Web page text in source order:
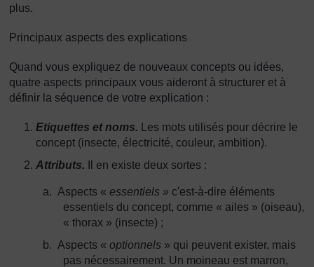
plus.
Principaux aspects des explications
Quand vous expliquez de nouveaux concepts ou idées,
quatre aspects principaux vous aideront à structurer et à
définir la séquence de votre explication :
Etiquettes et noms.
Les mots utilisés pour décrire le
concept (insecte, électricité, couleur, ambition).
Attributs. Il en existe deux sortes :
a. Aspects « essentiels » c'est-à-dire éléments
essentiels du concept, comme « ailes » (oiseau),
« thorax » (insecte) ;
b. Aspects « optionnels » qui peuvent exister, mais
pas nécessairement. Un moineau est marron,